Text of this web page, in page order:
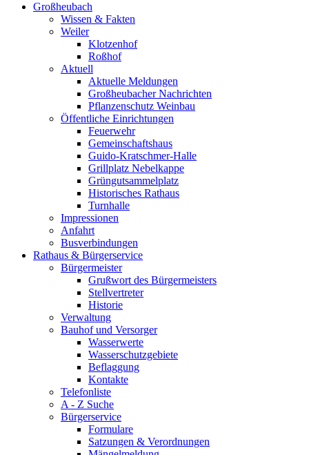
Großheubach
Wissen & Fakten
Weiler
Klotzenhof
Roßhof
Aktuell
Aktuelle Meldungen
Großheubacher Nachrichten
Pflanzenschutz Weinbau
Öffentliche Einrichtungen
Feuerwehr
Gemeinschaftshaus
Guido-Kratschmer-Halle
Grillplatz Nebelkappe
Grüngutsammelplatz
Historisches Rathaus
Turnhalle
Impressionen
Anfahrt
Busverbindungen
Rathaus & Bürgerservice
Bürgermeister
Grußwort des Bürgermeisters
Stellvertreter
Historie
Verwaltung
Bauhof und Versorger
Wasserwerte
Wasserschutzgebiete
Beflaggung
Kontakte
Telefonliste
A - Z Suche
Bürgerservice
Formulare
Satzungen & Verordnungen